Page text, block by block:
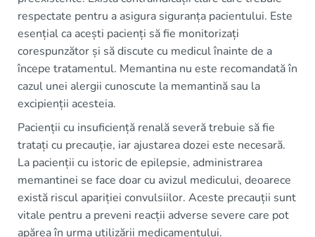
respectate pentru a asigura siguranța pacientului. Este
esențial ca acești pacienți să fie monitorizați
corespunzător și să discute cu medicul înainte de a
începe tratamentul. Memantina nu este recomandată în
cazul unei alergii cunoscute la memantină sau la
excipienții acesteia.
Pacienții cu insuficiență renală severă trebuie să fie
tratați cu precauție, iar ajustarea dozei este necesară.
La pacienții cu istoric de epilepsie, administrarea
memantinei se face doar cu avizul medicului, deoarece
există riscul apariției convulsiilor. Aceste precauții sunt
vitale pentru a preveni reacții adverse severe care pot
apărea în urma utilizării medicamentului.